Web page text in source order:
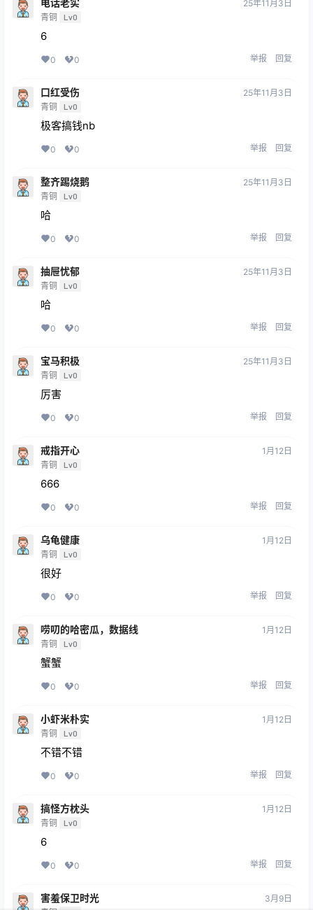
电话老实
青铜 Lv0
25年11月3日
6
0 0 举报 回复
口红受伤
青铜 Lv0
25年11月3日
极客搞钱nb
0 0 举报 回复
整齐踢烧鹅
青铜 Lv0
25年11月3日
哈
0 0 举报 回复
抽屉忧郁
青铜 Lv0
25年11月3日
哈
0 0 举报 回复
宝马积极
青铜 Lv0
25年11月3日
厉害
0 0 举报 回复
戒指开心
青铜 Lv0
1月12日
666
0 0 举报 回复
乌龟健康
青铜 Lv0
1月12日
很好
0 0 举报 回复
唠叨的哈密瓜，数据线
青铜 Lv0
1月12日
蟹蟹
0 0 举报 回复
小虾米朴实
青铜 Lv0
1月12日
不错不错
0 0 举报 回复
搞怪方枕头
青铜 Lv0
1月12日
6
0 0 举报 回复
害羞保卫时光 3月9日